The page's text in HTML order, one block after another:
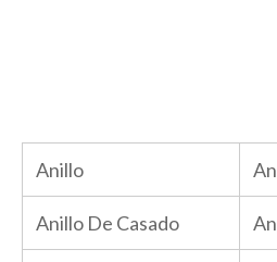
Anillo
Anillo De Casado